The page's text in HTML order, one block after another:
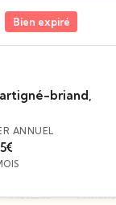
Bien expiré
briand,
ANNUEL
€
Fiscalité